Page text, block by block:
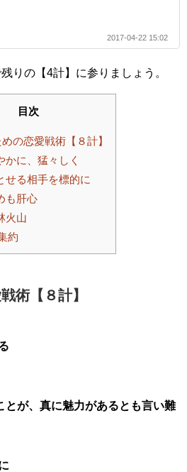
2017-04-22 15:02
りの【4計】に参りましょう。
目次
の恋愛戦術【８計】
かに、猛々しく
せる相手を標的に
も肝心
火山
約
術【８計】
とが、真に魅力があるとも言い難